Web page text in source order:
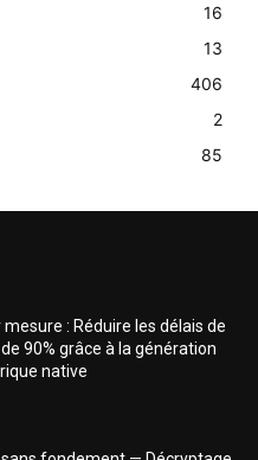
16
13
406
2
85
mesure : Réduire les délais de
90% grâce à la génération
native